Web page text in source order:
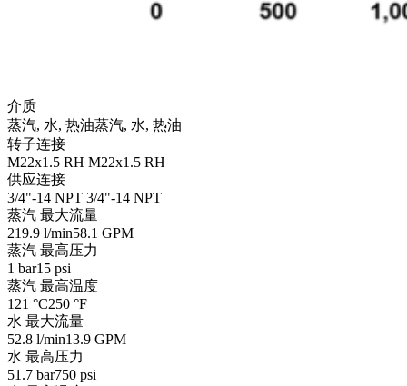
介质
蒸汽, 水, 热油蒸汽, 水, 热油
转子连接
M22x1.5 RH M22x1.5 RH
供应连接
3/4"-14 NPT 3/4"-14 NPT
蒸汽 最大流量
219.9 l/min58.1 GPM
蒸汽 最高压力
1 bar15 psi
蒸汽 最高温度
121 °C250 °F
水 最大流量
52.8 l/min13.9 GPM
水 最高压力
51.7 bar750 psi